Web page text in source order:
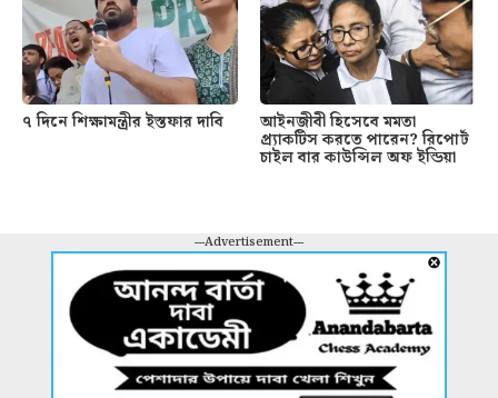
৭ দিনে শিক্ষামন্ত্রীর ইস্তফার দাবি আইনজীবী হিসেবে মমতা
প্র্যাকটিস করতে পারেন? রিপোর্ট
চাইল বার কাউন্সিল অফ ইন্ডিয়া
---Advertisement---